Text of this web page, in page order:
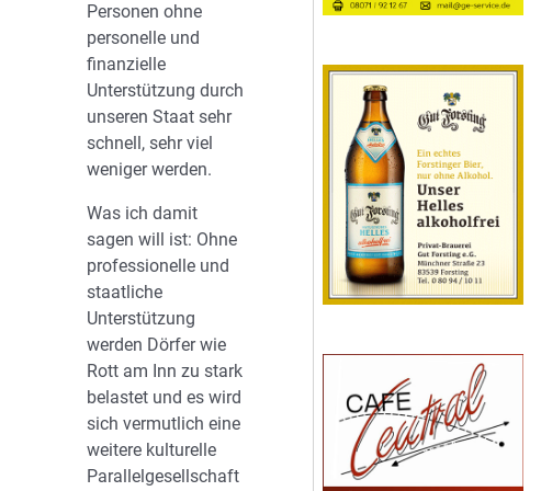
Personen ohne
personelle und
finanzielle
Unterstützung durch
unseren Staat sehr
schnell, sehr viel
weniger werden.
Was ich damit
sagen will ist: Ohne
professionelle und
staatliche
Unterstützung
werden Dörfer wie
Rott am Inn zu stark
belastet und es wird
sich vermutlich eine
weitere kulturelle
Parallelgesellschaft